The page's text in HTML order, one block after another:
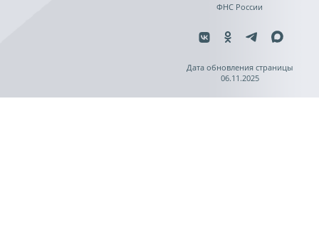
ФНС России
Дата обновления страницы
06.11.2025